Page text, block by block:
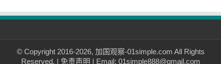
© Copyright 2016-2026, 加国观察-01simple.com All Rights
Reserved. | 免责声明 | Email: 01simple888@gmail.com